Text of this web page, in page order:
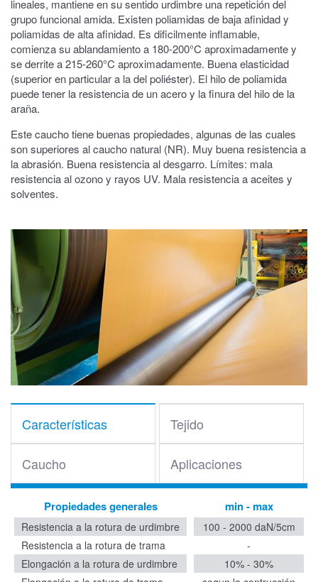
lineales, mantiene en su sentido urdimbre una repetición del
grupo funcional amida. Existen poliamidas de baja afinidad y
poliamidas de alta afinidad. Es dificilmente inflamable,
comienza su ablandamiento a 180-200°C aproximadamente y
se derrite a 215-260°C aproximadamente. Buena elasticidad
(superior en particular a la del poliéster). El hilo de poliamida
puede tener la resistencia de un acero y la finura del hilo de la
araña.
Este caucho tiene buenas propiedades, algunas de las cuales
son superiores al caucho natural (NR). Muy buena resistencia a
la abrasión. Buena resistencia al desgarro. Límites: mala
resistencia al ozono y rayos UV. Mala resistencia a aceites y
solventes.
Características Tejido
Caucho Aplicaciones
Propiedades generales min - max
Resistencia a la rotura de urdimbre
100 - 2000 daN/5cm
Resistencia a la rotura de trama
-
Elongación a la rotura de urdimbre
10% - 30%